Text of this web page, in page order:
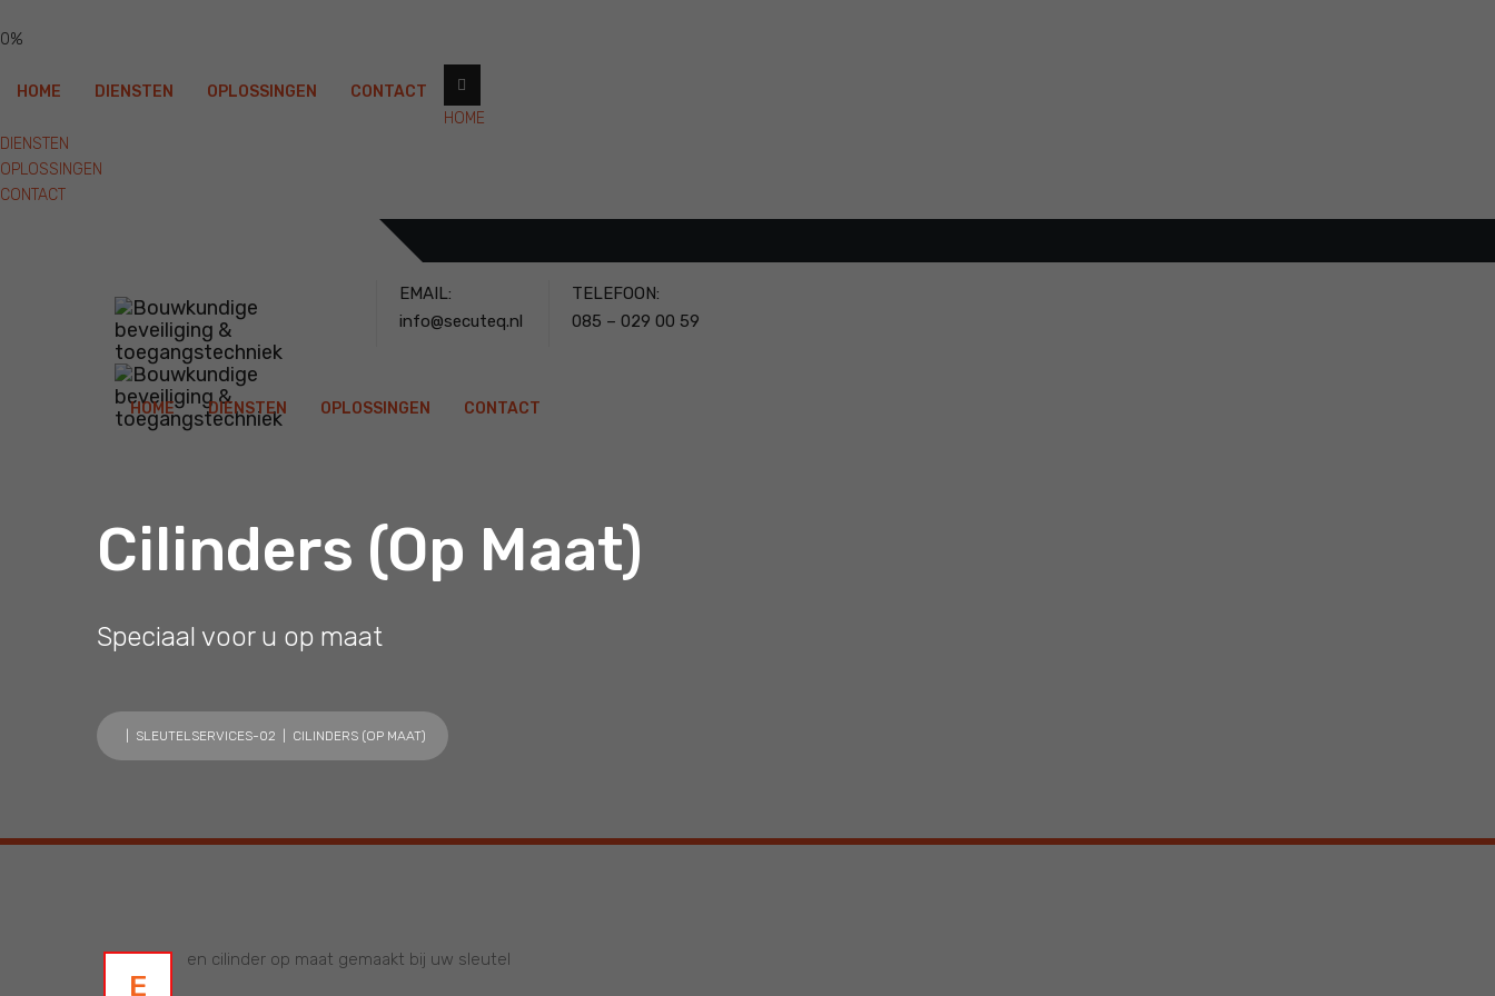
0%
HOME DIENSTEN OPLOSSINGEN
CONTACT
HOME
DIENSTEN
OPLOSSINGEN
CONTACT
EMAIL:
info@secuteq.nl
TELEFOON:
085 – 029 00 59
HOME DIENSTEN OPLOSSINGEN CONTACT
Cilinders (op Maat)
Speciaal voor u op maat
SLEUTELSERVICES-02 | CILINDERS (OP MAAT)
E
en cilinder op maat gemaakt bij uw sleutel